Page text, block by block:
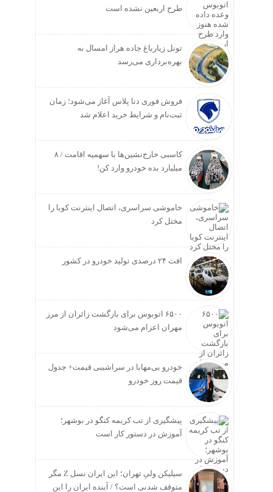
طرح اربعین نشده است
تونل زیارباغ جاده هراز امسال به
بهره‌برداری می‌رسد
فروش فوری دنا پلاس آغاز می‌شود؛ زمان
ثبت‌نام و شرایط خرید اعلام شد
کاسبی خارج‌نشین‌ها با سهمیه اقامت / ۸
میلیارد بده خودرو وارد کن!
خاموشی سراسری، اتصال اینترنت کوبا را
مختل کرد
افت ۲۴ درصدی تولید خودرو در کشور
۶۵۰۰ اتوبوس برای بازگشت زائران از مرز
مهران اعزام می‌شود
خودرو بی‌مهابا در سراشیبی قیمت+ جدول
قیمت روز خودرو
پیشگیری از تب کریمه کنگو در بوشهر؛
آموزش در دستور کار است
سیلیکن ولیِ تهران؛ این ایران نسل Z مگر
متوقف شدنی است؟ / آینده ایران را این